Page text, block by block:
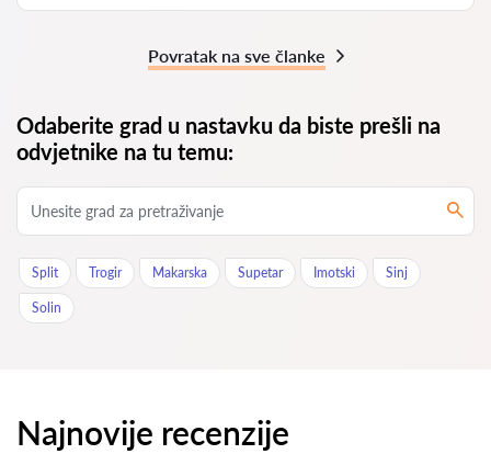
Povratak na sve članke
Odaberite grad u nastavku da biste prešli na
odvjetnike na tu temu:
Split Trogir Makarska Supetar Imotski Sinj
Solin
Najnovije recenzije